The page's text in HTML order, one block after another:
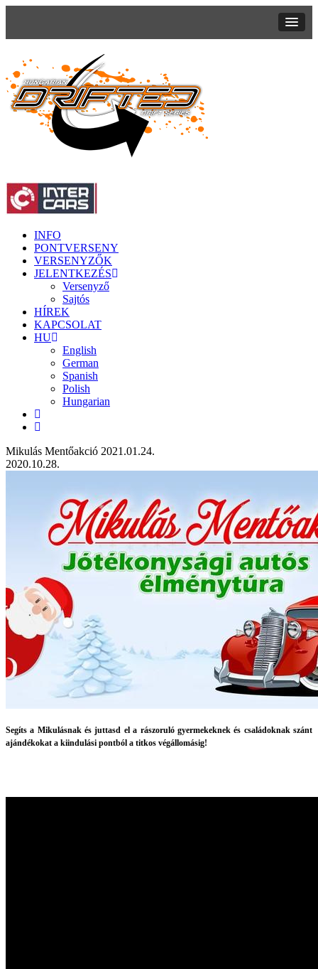
INFO
PONTVERSENY
VERSENYZŐK
JELENTKEZÉS
Versenyző
Sajtós
HÍREK
KAPCSOLAT
HU
English
German
Spanish
Polish
Hungarian
Mikulás Mentőakció 2021.01.24.
2020.10.28.
Segíts a Mikulásnak és juttasd el a rászoruló gyermekeknek és családoknak szánt
ajándékokat a kiindulási pontból a titkos végállomásig!